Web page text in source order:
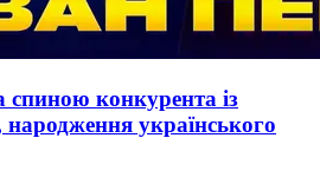
спиною конкурента із
українського